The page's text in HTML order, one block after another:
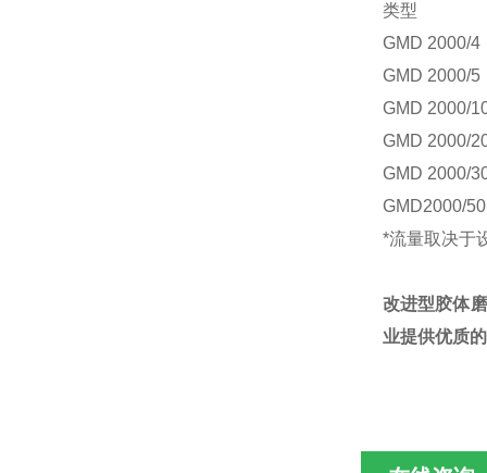
类型
GMD 2000/4
GMD 2000/5
GMD 2000/
GMD 2000/
GMD 2000/
GMD2000/50
*流量取决于
改进型胶体
业提供优质